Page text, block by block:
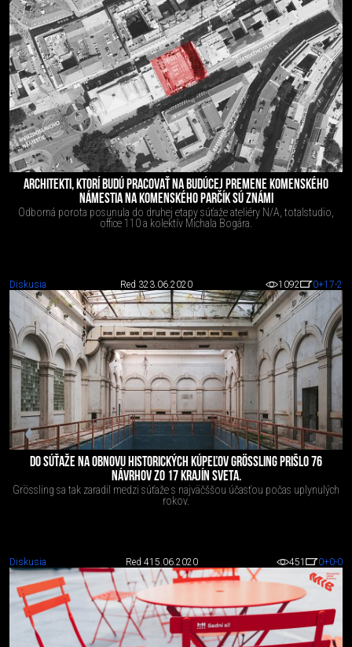
ARCHITEKTI, KTORÍ BUDÚ PRACOVAŤ NA BUDÚCEJ PREMENE KOMENSKÉHO
NÁMESTIA NA KOMENSKÉHO PARČÍK SÚ ZNÁMI
Odborná porota posunula do druhej etapy súťaže ateliéry N/A, totalstudio,
office 110 a kolektív Michala Bogára.
Diskusia Red 323.06.2020 1092 0+17-2
DO SÚŤAŽE NA OBNOVU HISTORICKÝCH KÚPEĽOV GRÖSSLING PRIŠLO 76
NÁVRHOV ZO 17 KRAJÍN SVETA.
Grössling sa tak zaradil medzi súťaže s najväčššou účasťou počas uplynulých
rokov.
Diskusia Red 415.06.2020 451 0+0-0